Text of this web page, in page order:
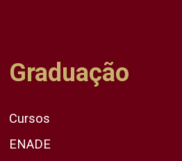
Graduação
Cursos
ENADE